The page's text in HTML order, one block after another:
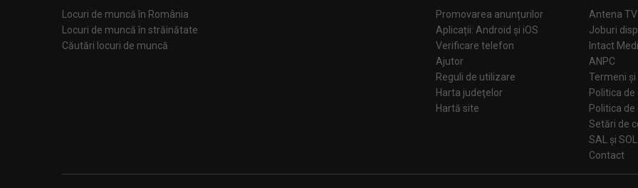
Locuri de muncă în România
Locuri de muncă în străinătate
Căutări locuri de muncă
Promovarea anunțurilor
Aplicații: Android și iOS
Verificare telefon
Ajutor
Reguli de utilizare
Harta judeţelor
Hartă site
Antena TV
Joburi
Intact
ANPC
Termeni
Politica de
Politica
SAL și SOL
Contact